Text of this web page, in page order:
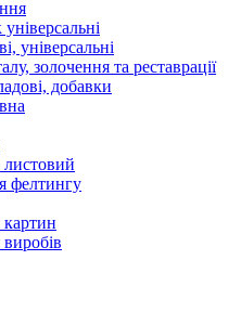
універсальні
золочення та реставрації
добавки
фелтингу